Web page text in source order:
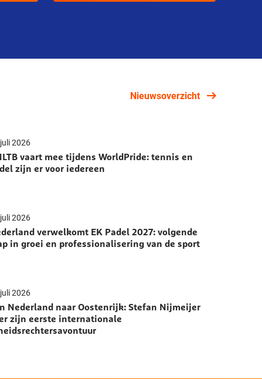
Nieuwsoverzicht
2026
vaart mee tijdens WorldPride: tennis en
zijn er voor iedereen
2026
verwelkomt EK Padel 2027: volgende
in groei en professionalisering van de sport
2026
Nederland naar Oostenrijk: Stefan Nijmeijer
zijn eerste internationale